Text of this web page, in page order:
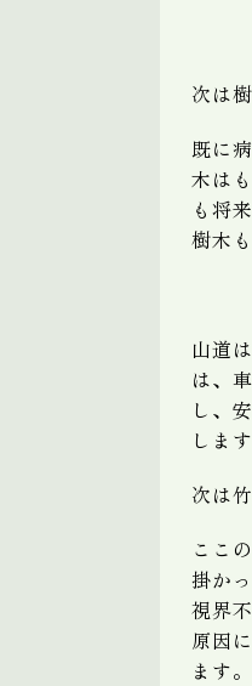
次は
既に
木は
も将
樹木
山道
は、
し、
します
次は
ここ
掛か
視界
原因
ます。